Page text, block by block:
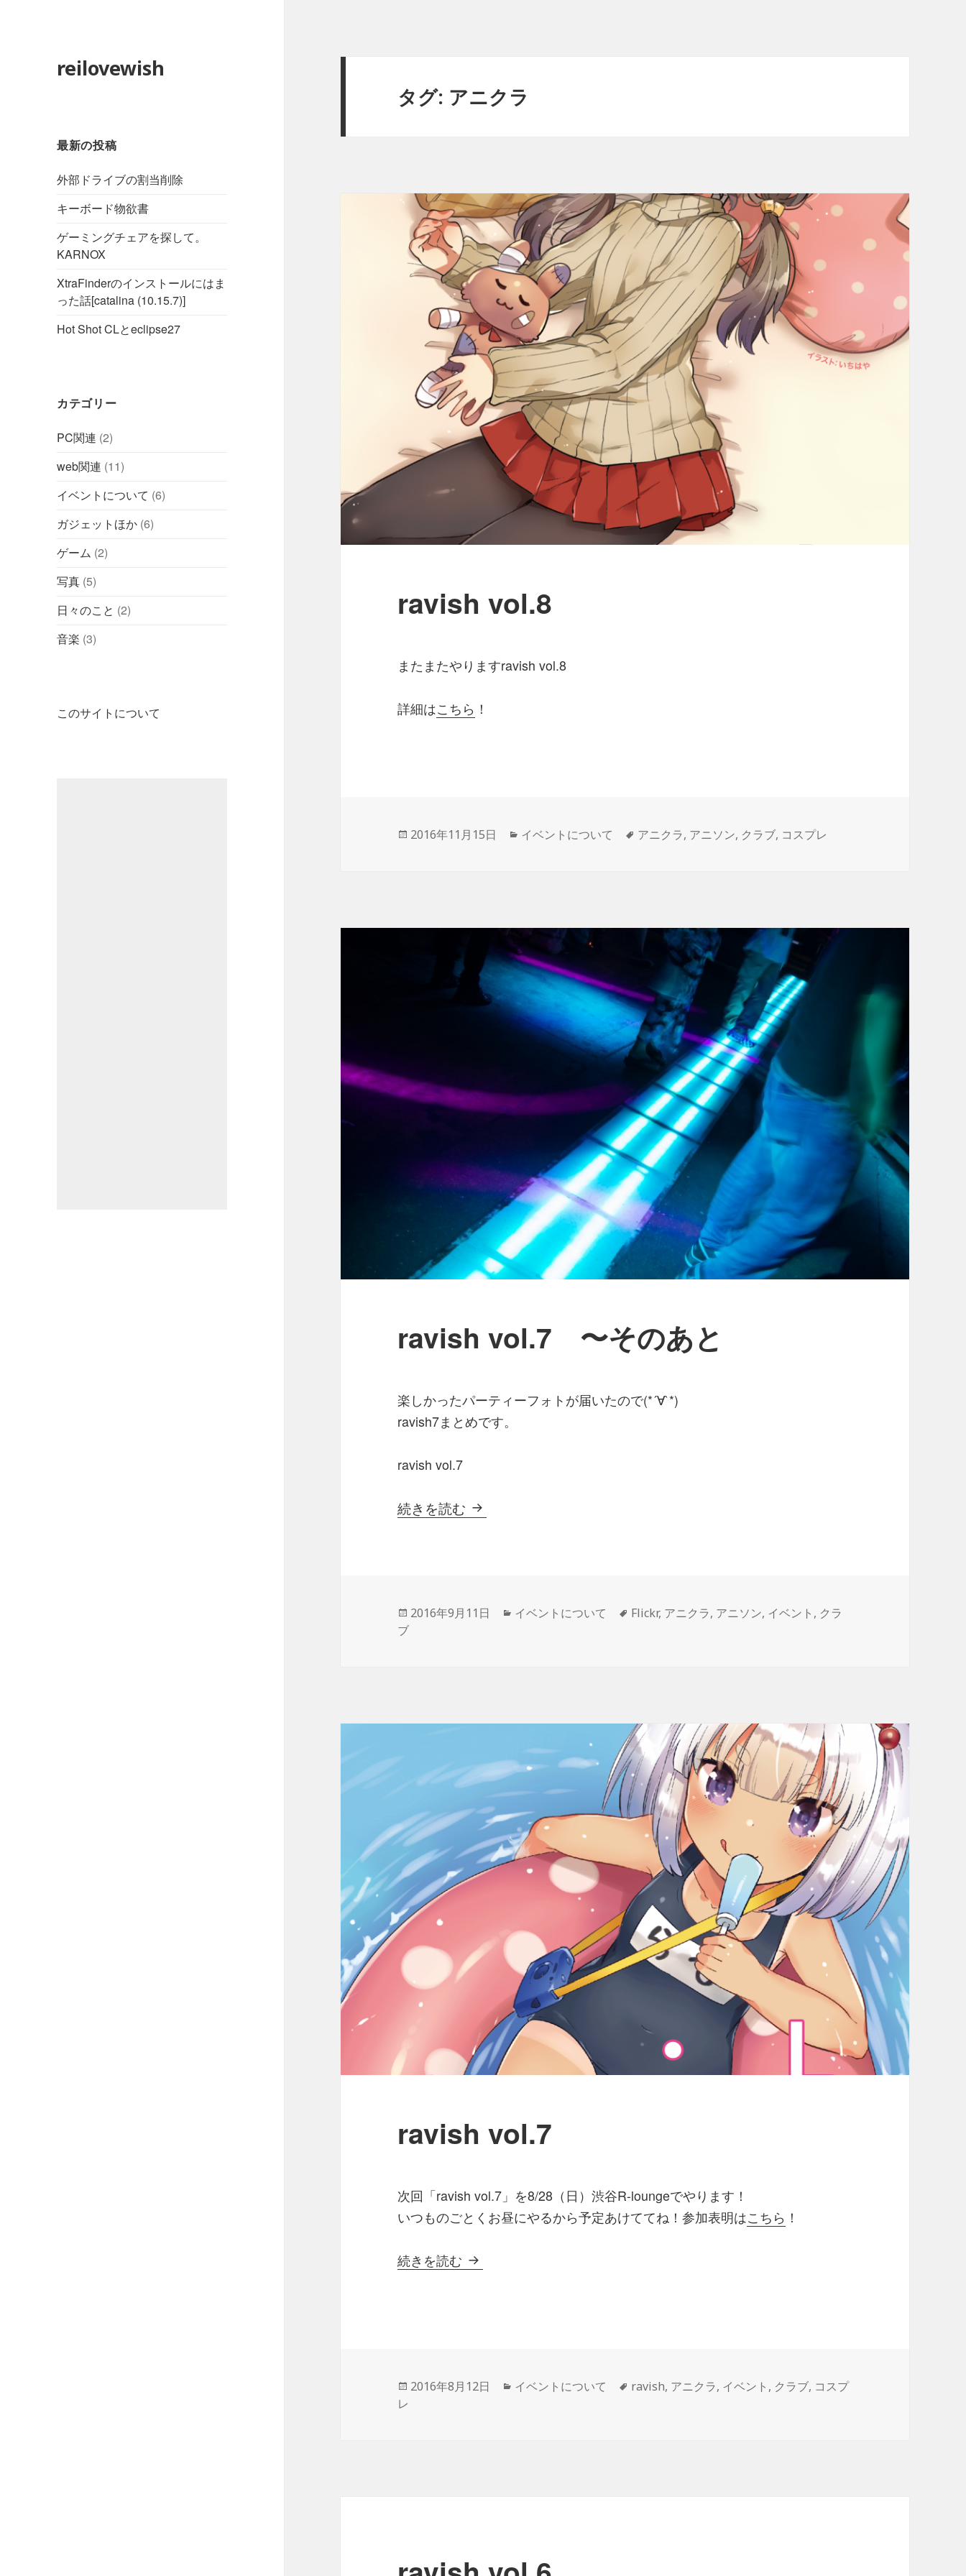
reilovewish
最新の投稿
外部ドライブの割当削除
キーボード物欲書
ゲーミングチェアを探して。
KARNOX
XtraFinderのインストールにはま
った話[catalina (10.15.7)]
Hot Shot CLとeclipse27
カテゴリー
PC関連 (2)
web関連 (11)
イベントについて (6)
ガジェットほか (6)
ゲーム (2)
写真 (5)
日々のこと (2)
音楽 (3)
このサイトについて
タグ: アニクラ
ravish vol.8
またまたやりますravish vol.8
詳細はこちら ！
投
2016年11月15日
カ
イベントについて
タ
アニクラ, アニソン, クラブ, コスプレ
ravish vol.7 〜そのあと
楽しかったパーティーフォトが届いたので(*´∀`*)
ravish7まとめです。
ravish vol.7
続きを読む ravish vol.7 〜そのあと
投
2016年9月11日
カ
イベントについて
タ
Flickr, アニクラ, アニソン, イベント , クラ
ブ
ravish vol.7
次回「ravish vol.7」を8/28（日）渋谷R-loungeでやります！
いつものごとくお昼にやるから予定あけててね！参加表明はこちら ！
続きを読む ravish vol.7
投
2016年8月12日
カ
イベントについて
タ
ravish, アニクラ, イベント , クラブ, コスプ
レ